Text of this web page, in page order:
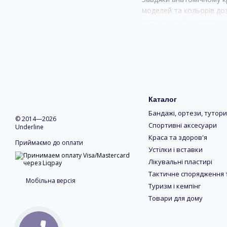
моделей та кольорів
Велосипедки з
Шорти з підтримкою
Універсальні моделі
Шорти, бриджі та
цінують комфорт,
підтримують
вставкам вироби
© 2014—2026
Underline
Приймаємо до оплати
Мобільна версія
Каталог
Бандажі, ортези, тутори
Спортивні аксесуари
Краса та здоров'я
Устілки і вставки
Лікувальні пластирі
Тактичне спорядження
Туризм і кемпінг
Товари для дому